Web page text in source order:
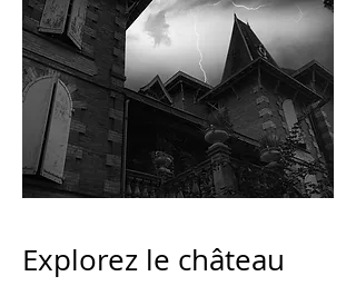
Explorez le château